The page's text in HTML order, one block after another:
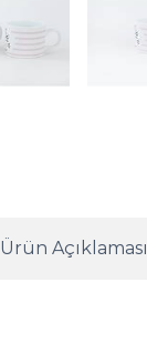
Ürün Açıklaması